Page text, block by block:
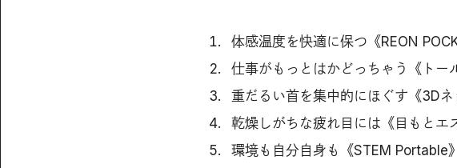
体感温度を快適に保つ《REON
仕事がもっとはかどっちゃう《トー
重だるい首を集中的にほぐす《3Dネ
乾燥しがちな疲れ目には《目もとエ
環境も自分自身も《STEM Portable